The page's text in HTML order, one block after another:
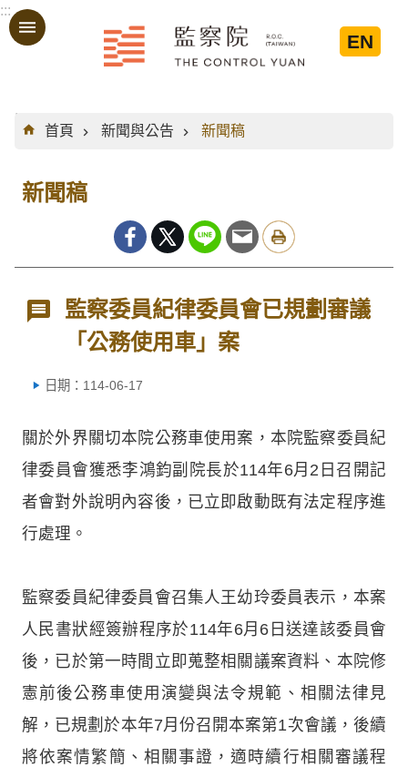
跳到主要內容區塊
:::
EN
:::
首頁
新聞與公告 新聞稿
新聞稿
監察委員紀律委員會已規劃審議
「公務使用車」案
日期：114-06-17
關於外界關切本院公務車使用案，本院監察委員紀
律委員會獲悉李鴻鈞副院長於114年6月2日召開記
者會對外說明內容後，已立即啟動既有法定程序進
行處理。
監察委員紀律委員會召集人王幼玲委員表示，本案
人民書狀經簽辦程序於114年6月6日送達該委員會
後，已於第一時間立即蒐整相關議案資料、本院修
憲前後公務車使用演變與法令規範、相關法律見
解，已規劃於本年7月份召開本案第1次會議，後續
將依案情繁簡、相關事證，適時續行相關審議程